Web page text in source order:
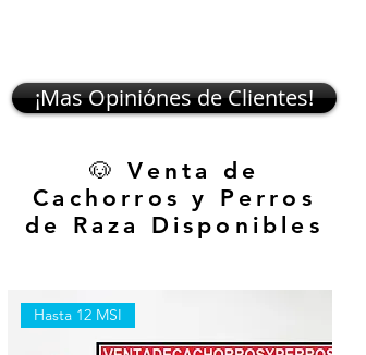
¡Mas Opiniónes de Clientes!
🐶 Venta de
Cachorros y Perros
de Raza Disponibles
Hasta 12 MSI